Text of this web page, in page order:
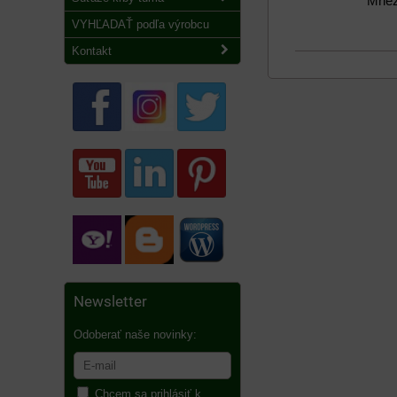
VYHĽADAŤ podľa výrobcu
Kontakt
Newsletter
Odoberať naše novinky:
Chcem sa prihlásiť k